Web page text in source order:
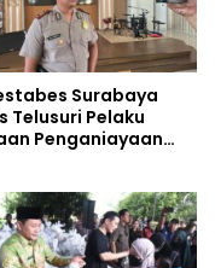
Surabaya
Telusuri Pelaku
Penganiayaan